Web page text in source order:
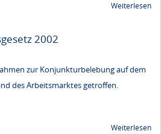
Weiterlesen
2002
zur Konjunkturbelebung auf dem
des Arbeitsmarktes getroffen.
Weiterlesen